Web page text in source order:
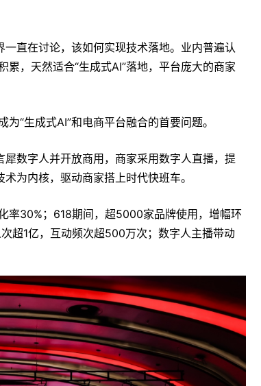
直在讨论，该如何实现技术落地。业内普遍认
，天然适合“生成式AI”落地，平台庞大的商家
“生成式AI”和电商平台融合的首要问题。
数字人并开放商用，商家采用数字人直播，提
为内核，驱动商家搭上时代快班车。
率30%；618期间，超5000家品牌使用，增幅环
超1亿，互动频次超500万次；数字人主播带动